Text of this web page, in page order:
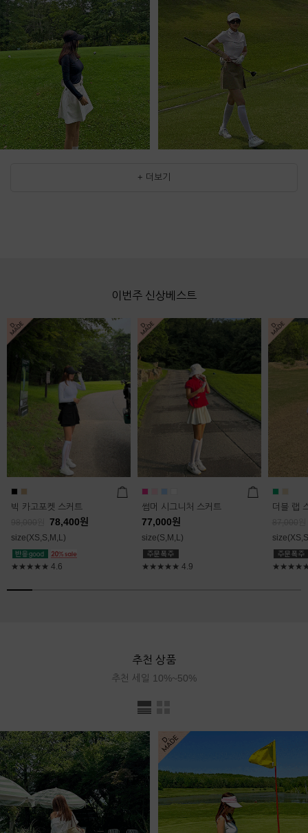
+ 더보기
이번주 신상베스트
빅 카고포켓 스커트
78,400원
size(XS,S,M,L)
★★★★★ 4.6
썸머 시그니처 스커트
77,000원
size(S,M,L)
★★★★★ 4.9
더블 랩
추천 상품
추천 세일 10%~50%